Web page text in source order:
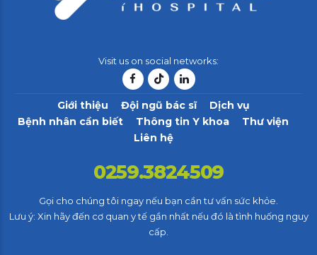
Visit us on social networks:
Giới thiệu Đội ngũ bác sĩ
Dịch vụ
Bệnh nhân cần biết
Thông tin Y khoa
Thư viện
Liên hệ
0259.3824509
Gọi cho chúng tôi ngay nếu bạn cần tư vấn sức khỏe.
Lưu ý: Xin hãy đến cơ quan y tế gần nhất nếu đó là tình huống nguy
cấp.